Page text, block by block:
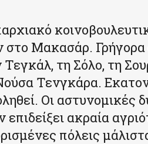
στο Μακασάρ.
Τεγκάλ, τη Σόλο, τη
Τενγκάρα.
Οι αστυνομικές
επιδείξει ακραία
πόλεις